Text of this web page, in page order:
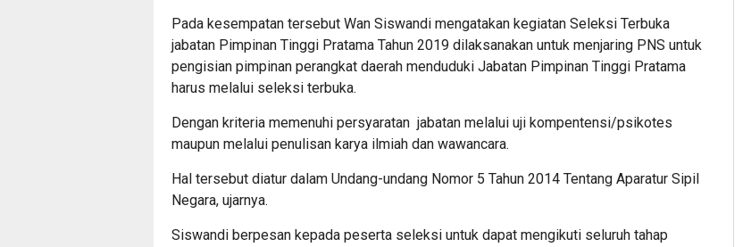
Pada kesempatan tersebut Wan Siswandi mengatakan kegiatan Seleksi Terbuka
jabatan Pimpinan Tinggi Pratama Tahun 2019 dilaksanakan untuk menjaring PNS untuk
pengisian pimpinan perangkat daerah menduduki Jabatan Pimpinan Tinggi Pratama
harus melalui seleksi terbuka.
Dengan kriteria memenuhi persyaratan jabatan melalui uji kompentensi/psikotes
maupun melalui penulisan karya ilmiah dan wawancara.
Hal tersebut diatur dalam Undang-undang Nomor 5 Tahun 2014 Tentang Aparatur Sipil
Negara, ujarnya.
Siswandi berpesan kepada peserta seleksi untuk dapat mengikuti seluruh tahap